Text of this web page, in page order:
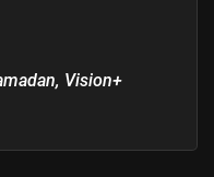
Vision+